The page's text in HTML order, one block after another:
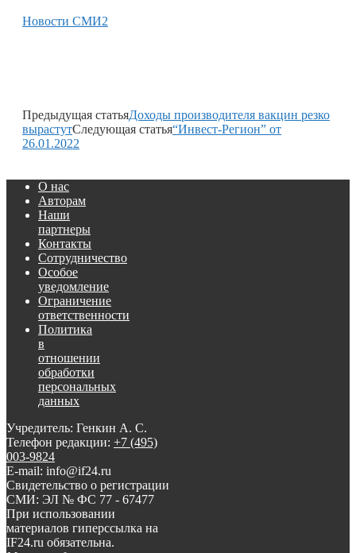
Новости СМИ2
Предыдущая статьяДоходы производителя вакцин резко
вырастутСледующая статья“Инвест-Регион” от
26.01.2022
О нас
Авторам
Наши
партнеры
Контакты
Сотрудничество
Особое
уведомление
Ограничение
ответственности
Политика
в
отношении
обработки
персональных
данных
Учредитель: Генкин А. С.
Телефон редакции: +7 (495)
003-9824
E-mail: info@if24.ru
Свидетельство о регистрации
СМИ: ЭЛ № ФС 77 - 67477
При использовании
материалов гиперссылка на
IF24.ru обязательна.